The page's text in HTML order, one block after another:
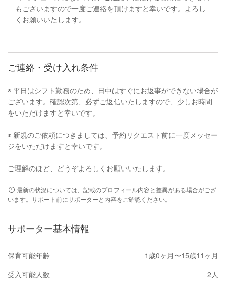
もございますので一度ご連絡を頂けますと幸いです。よろし
くお願いいたします。
ご連絡・受け入れ条件
◉ 平日はシフト勤務のため、日中はすぐにお返事ができない場合が
ございます。確認次第、必ずご返信いたしますので、少しお時間
をいただけますと幸いです。
◉ 新規のご依頼につきましては、予約リクエスト前に一度メッセー
ジをいただけますと幸いです。
ご理解のほど、どうぞよろしくお願いいたします。
最新の状況については、記載のプロフィール内容と差異がある場合がござ
います。サポート前にサポーターと内容をご確認ください。
サポーター基本情報
保育可能年齢
1歳0ヶ月〜15歳11ヶ月
受入可能人数
2人